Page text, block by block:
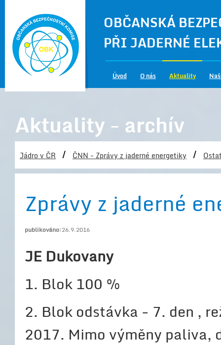
OBČANSKÁ
PŘI JADERNÉ
Úvod O nás Aktuality
Aktuality - archív
Jádro v ČR / ČNN - Zprávy z jaderné energetiky /
Zprávy z jaderné
publikováno:26.9.2016
JE Dukovany
1. Blok 100 %
2. Blok odstávka - 7. den ,
2017. Mimo výměny paliva,